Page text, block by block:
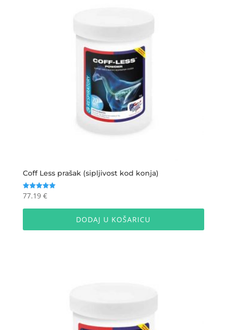
Coff Less prašak (sipljivost kod konja)
Ocijenjeno
5.00
77.19 €
DODAJ U KOŠARICU